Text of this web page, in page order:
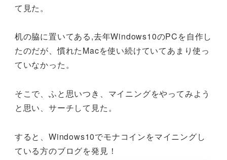
て見た。
机の脇に置いてある,去年Windows10のPCを自作し
たのだが、慣れたMacを使い続けていてあまり使っ
ていなかった。
そこで、ふと思いつき、マイニングをやってみよう
と思い、サーチして見た。
すると、Windows10でモナコインをマイニングし
ている方のブログを発見！